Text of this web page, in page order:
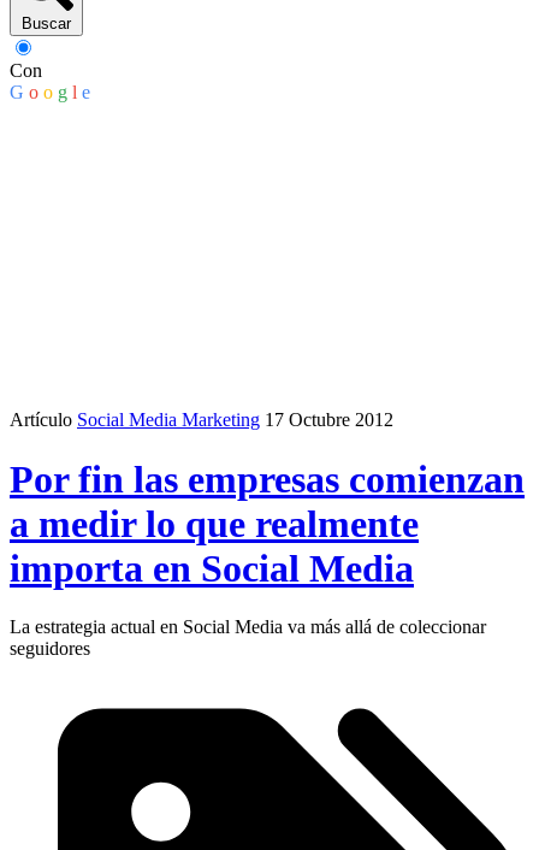
Buscar
Con
G o o g l e
Artículo Social Media Marketing 17 Octubre 2012
Por fin las empresas comienzan
a medir lo que realmente
importa en Social Media
La estrategia actual en Social Media va más allá de coleccionar
seguidores